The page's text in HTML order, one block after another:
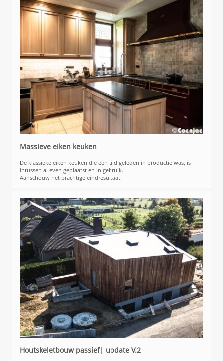
Massieve eiken keuken
De klassieke eiken keuken die een tijd geleden in productie was, is
intussen al even geplaatst en in gebruik.
Aanschouw het prachtige eindresultaat!
Houtskeletbouw passief| update V.2